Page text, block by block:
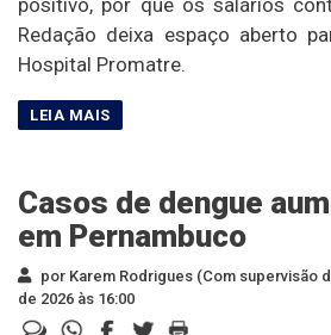
positivo, por que os salários
Redação deixa espaço aberto
Hospital Promatre.
Casos de dengue
em Pernambuco
por Karem Rodrigues (Com supervisão
de 2026 às 16:00